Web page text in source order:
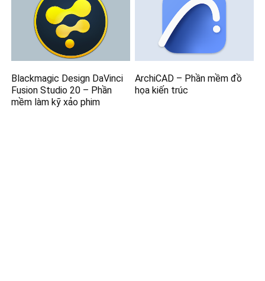
Blackmagic Design DaVinci
Fusion Studio 20 – Phần
mềm làm kỹ xảo phim
ArchiCAD – Phần mềm đồ
họa kiến trúc